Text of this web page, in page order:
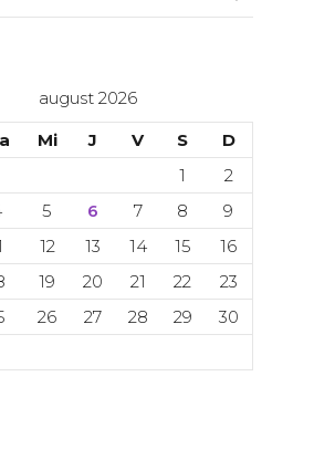
august 2026
Mi J V S
D
1
2
5 6 7 8
9
12 13 14 15
16
19 20 21 22
23
26 27 28 29
30